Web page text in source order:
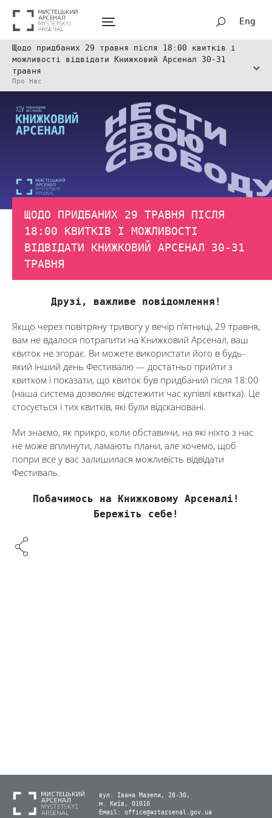
Eng
Щодо придбаних 29 травня після 18:00 квитків і
можливості відвідати Книжковий Арсенал 30-31
травня
Про Нас
ЩОДО ПРИДБАНИХ 29 ТРАВНЯ ПІСЛЯ
18:00 КВИТКІВ І МОЖЛИВОСТІ
ВІДВІДАТИ КНИЖКОВИЙ АРСЕНАЛ 30-31
ТРАВНЯ
Друзі, важливе повідомлення!
Якщо через повітряну тривогу у вечір п’ятниці, 29 травня,
вам не вдалося потрапити на Книжковий Арсенал, ваш
квиток не згорає. Ви можете використати його в будь-
який інший день Фестивалю — достатньо прийти з
квитком і показати, що квиток був придбаний після 18:00
(наша система дозволяє відстежити час купівлі квитка). Це
стосується і тих квитків, які були відскановані.
Ми знаємо, як прикро, коли обставини, на які ніхто з нас
не може вплинути, ламають плани, але хочемо, щоб
попри все у вас залишилася можливість відвідати
Фестиваль.
Побачимось на Книжковому Арсеналі!
Бережіть себе!
вул. Івана Мазепи, 28-30,
м. Київ, 01010
Email: office@artarsenal.gov.ua